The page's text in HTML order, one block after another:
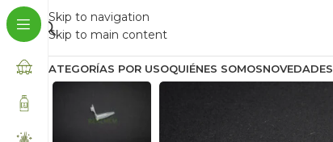
Skip to navigation
Skip to main content
CATEGORÍAS POR USOQUIÉNES SOMOSNOVEDADES